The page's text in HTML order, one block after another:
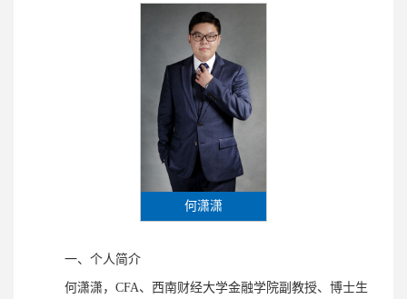
何潇潇
一、个人简介
何潇潇，CFA、西南财经大学金融学院副教授、博士生